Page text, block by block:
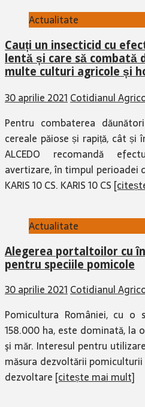
Actualitate
Cauți un insecticid cu
lentă și care să
multe culturi agricole și
30 aprilie 2021 Cotidianul
Pentru combaterea
cereale păiose și rapiță, cât și
ALCEDO recomandă
avertizare, în timpul perioadei
KARIS 10 CS. KARIS 10 CS
Actualitate
Alegerea portaltoilor cu
pentru speciile pomicole
30 aprilie 2021Cotidianul
Pomicultura României, cu o
158.000 ha, este dominată, la
şi măr. Interesul pentru
măsura dezvoltării
dezvoltare [citește mai mult]